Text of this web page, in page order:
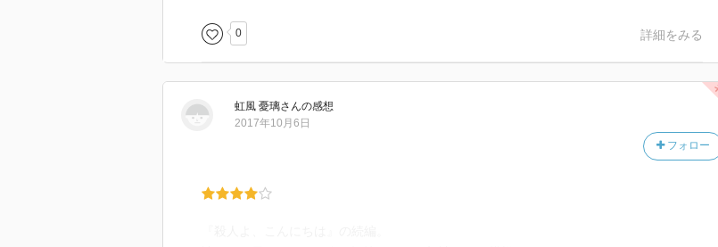
0 詳細をみる
虹風 憂璃さんの感想
フォロー
2017年10月6日